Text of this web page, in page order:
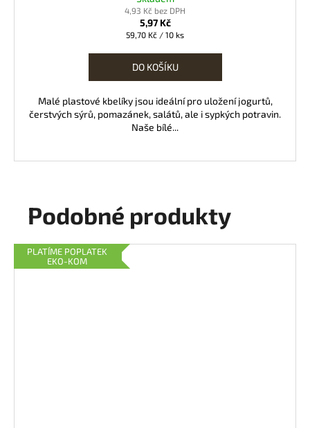
4,93 Kč bez DPH
5,97 Kč
Měrná
59,70 Kč / 10 ks
DO KOŠÍKU
Malé plastové kbelíky jsou ideální pro uložení jogurtů,
čerstvých sýrů, pomazánek, salátů, ale i sypkých potravin.
Naše bílé...
Podobné produkty
PLATÍME POPLATEK
EKO-KOM